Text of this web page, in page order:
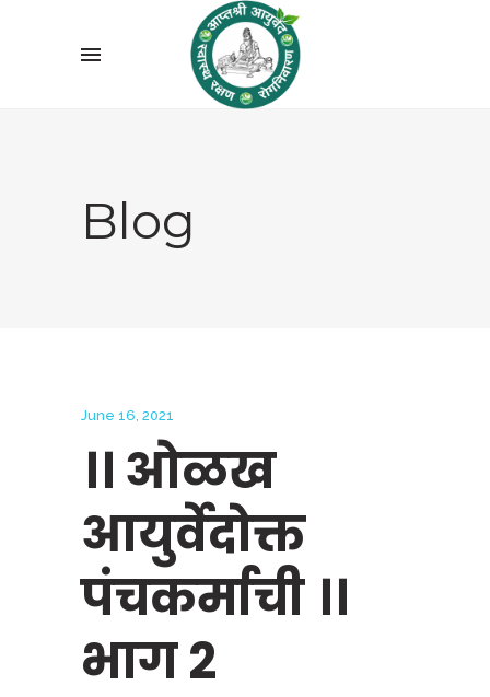
Blog
June 16, 2021
।। ओळख
आयुर्वेदोक्त
पंचकर्माची ।।
भाग 2